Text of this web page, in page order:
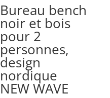
Bureau bench
noir et bois
pour 2
personnes,
design
nordique
NEW WAVE